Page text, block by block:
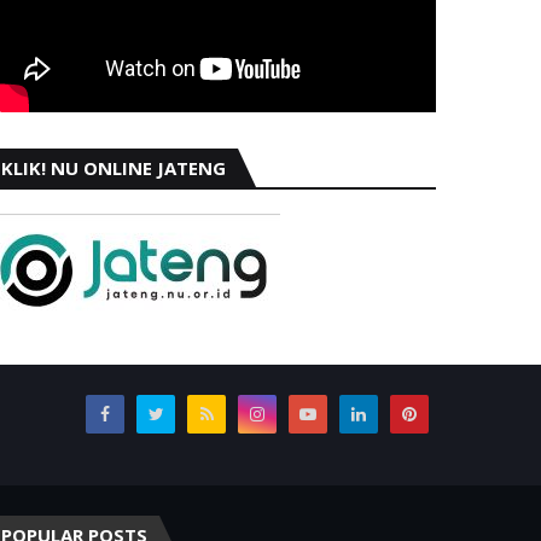
KLIK! NU ONLINE JATENG
POPULAR POSTS